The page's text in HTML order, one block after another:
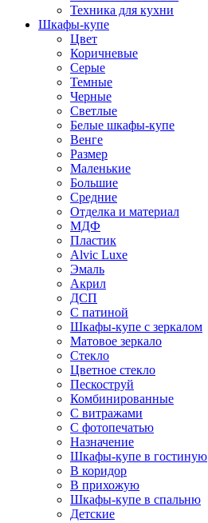
Техника для кухни
Шкафы-купе
Цвет
Коричневые
Серые
Темные
Черные
Светлые
Белые шкафы-купе
Венге
Размер
Маленькие
Большие
Средние
Отделка и материал
МДФ
Пластик
Alvic Luxe
Эмаль
Акрил
ДСП
С патиной
Шкафы-купе с зеркалом
Матовое зеркало
Стекло
Цветное стекло
Пескоструй
Комбинированные
С витражами
С фотопечатью
Назначение
Шкафы-купе в гостиную
В коридор
В прихожую
Шкафы-купе в спальню
Детские